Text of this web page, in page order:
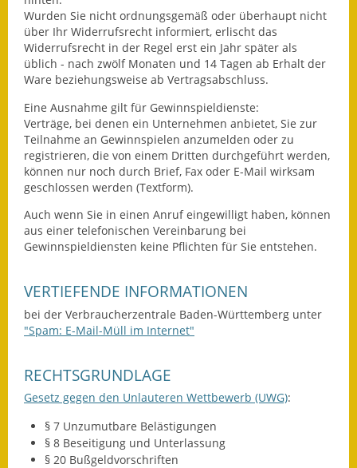
Wurden Sie nicht ordnungsgemäß oder überhaupt nicht
über Ihr Widerrufsrecht informiert, erlischt das
Widerrufsrecht in der Regel erst ein Jahr später als
üblich - nach zwölf Monaten und 14 Tagen ab Erhalt der
Ware beziehungsweise ab Vertragsabschluss.
Eine Ausnahme gilt für Gewinnspieldienste:
Verträge, bei denen ein Unternehmen anbietet, Sie zur
Teilnahme an Gewinnspielen anzumelden oder zu
registrieren, die von einem Dritten durchgeführt werden,
können nur noch durch Brief, Fax oder E-Mail wirksam
geschlossen werden (Textform).
Auch wenn Sie in einen Anruf eingewilligt haben, können
aus einer telefonischen Vereinbarung bei
Gewinnspieldiensten keine Pflichten für Sie entstehen.
VERTIEFENDE INFORMATIONEN
bei der Verbraucherzentrale Baden-Württemberg unter
"Spam: E-Mail-Müll im Internet"
RECHTSGRUNDLAGE
Gesetz gegen den Unlauteren Wettbewerb (UWG):
§ 7 Unzumutbare Belästigungen
§ 8 Beseitigung und Unterlassung
§ 20 Bußgeldvorschriften